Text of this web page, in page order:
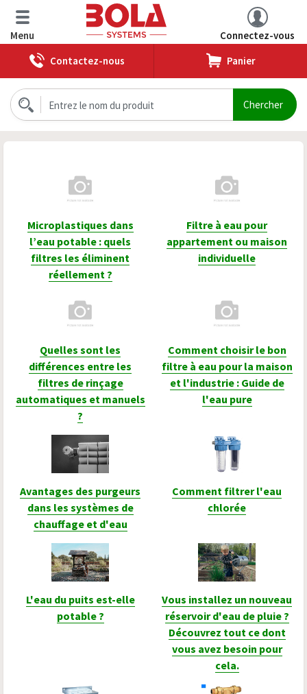
Menu
Connectez-vous
Contactez-nous
Panier
Microplastiques dans
l’eau potable : quels
filtres les éliminent
réellement ?
Filtre à eau pour
appartement ou maison
individuelle
Quelles sont les
différences entre les
filtres de rinçage
automatiques et manuels
?
Comment choisir le bon
filtre à eau pour la maison
et l'industrie : Guide de
l'eau pure
Avantages des purgeurs
dans les systèmes de
chauffage et d'eau
Comment filtrer l'eau
chlorée
L'eau du puits est-elle
potable ?
Vous installez un nouveau
réservoir d'eau de pluie ?
Découvrez tout ce dont
vous avez besoin pour
cela.